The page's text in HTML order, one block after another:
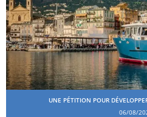
UNE PÉTITION POUR
06/08/